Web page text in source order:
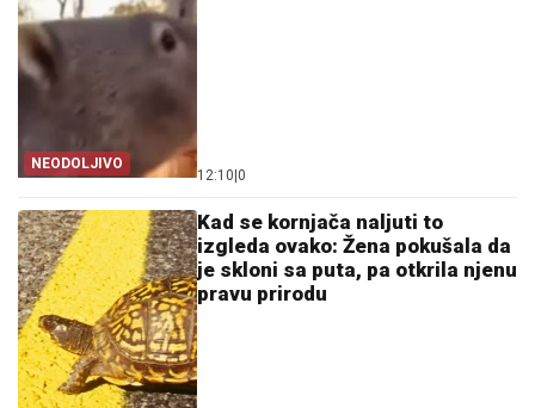
NEODOLJIVO
12:10 0
Kad se kornjača naljuti to
izgleda ovako: Žena pokušala da
je skloni sa puta, pa otkrila njenu
pravu prirodu